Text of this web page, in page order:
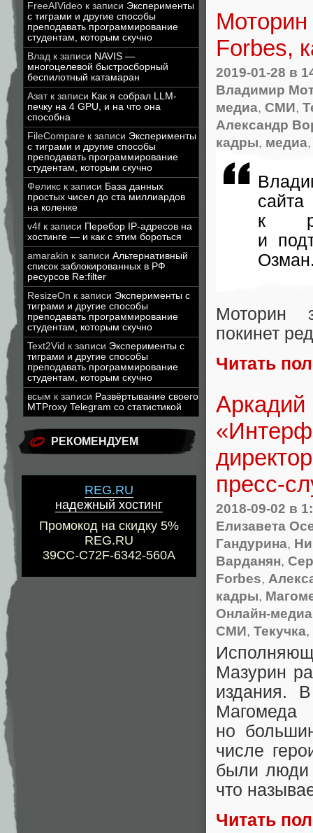
FreeAIVideo к записи Эксперименты
с тиграми и другие способы
преподавать программирование
студентам, которым скучно
Влад к записи NAVIS —
многоцелевой быстросборный
беспилотный катамаран
Азатк записи Как я собрал LLM-
печку на 4 GPU, и на что она
способна
FileCompare к записи Эксперименты
с тиграми и другие способы
преподавать программирование
студентам, которым скучно
Феликс к записи База данных
простых чисел до ста миллиардов
на коленке
v4f к записи Перебор IP-адресов на
хостинге — и как с этим бороться
amarakin к записи Альтернативный
список заблокированных в РФ
ресурсов Re:filter
ResizeOn к записи Эксперименты с
тиграми и другие способы
преподавать программирование
студентам, которым скучно
Text2Vid к записи Эксперименты с
тиграми и другие способы
преподавать программирование
студентам, которым скучно
всым к записи Развёртывание своего
MTProxy Telegram со статистикой
РЕКОМЕНДУЕМ
REG.RU
надежный хостинг
Промокод на скидку 5%
REG.RU
39CC-C72F-6342-560A
Моторин
Forbes,
2019-01-28 в
Владимир
медиа, СМИ,
Александр
кадры, медиа
сайта
к
и
Моторин
покинет
Читать
пресс-
2018-09-02 в
Елизавета
Гандурина,
Варданян,
Forbes,
кадры,
Онлайн-медиа
СМИ, Текучка,
Мазурин
издания.
но
числе
были люди
что
Читать